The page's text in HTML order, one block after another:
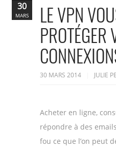
LE VPN
PROTÉGER
30 MARS 2014 JULIE
Acheter en ligne,
répondre à des
fou ce que l’on peut
30
MARS